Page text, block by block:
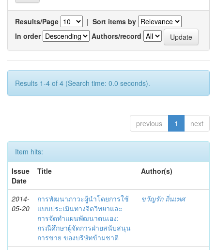
Results/Page | Sort items by
In order
Authors/record
Results 1-4 of 4 (Search time: 0.0 seconds).
previous 1 next
Item hits:
Issue
Date
Title Author(s)
2014-
05-20
การพัฒนาภาวะผู้นำโดยการใช้
แบบประเมินทางจิตวิทยาและ
การจัดทำแผนพัฒนาตนเอง:
กรณีศึกษาผู้จัดการฝ่ายสนับสนุน
การขาย ของบริษัทข้ามชาติ
ขวัญรัก ถิ่นเทศ